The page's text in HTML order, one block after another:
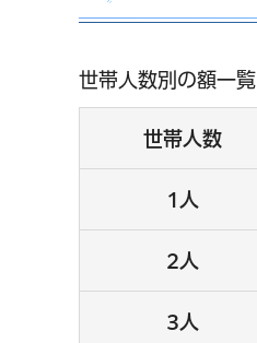
世帯人数別の額一覧
世帯人数
1人
2人
3人